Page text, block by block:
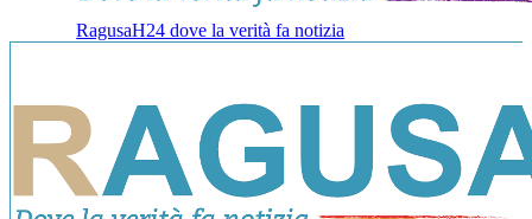
RagusaH24 dove la verità fa notizia